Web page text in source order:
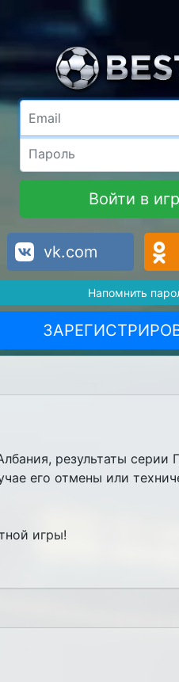
Войти в
vk.com
Напомнить
результаты
его отмены или
игры!